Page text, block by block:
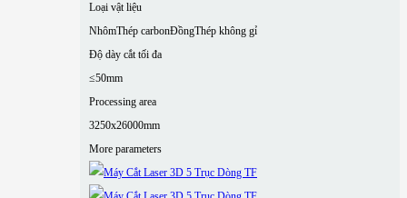
Loại vật liệu
NhômThép carbonĐồngThép không gỉ
Độ dày cắt tối đa
≤50mm
Processing area
3250x26000mm
More parameters